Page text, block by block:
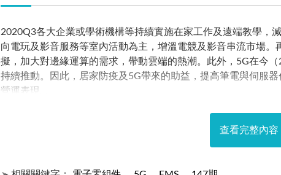
2020Q3各大企業或學術機構等持續實施在家工作及遠端教學，
向電玩及影音服務等室內活動為主，增溫電競及影音串流市場
擬，加大對邊緣運算的需求，帶動雲端的熱潮。此外，5G在今
持續推動。因此，居家防疫及5G帶來的助益，提高筆電與伺服
營運表現…
查看完整內容